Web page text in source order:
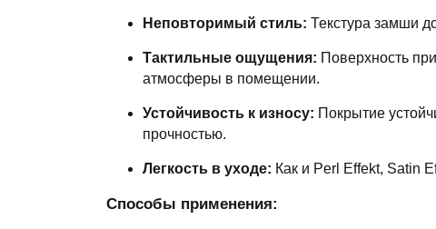
Неповторимый стиль: Текстура замши
Тактильные ощущения: Поверхность
атмосферы в помещении.
Устойчивость к износу: Покрытие
прочностью.
Легкость в уходе: Как и Perl Effekt, Satin
Способы применения: